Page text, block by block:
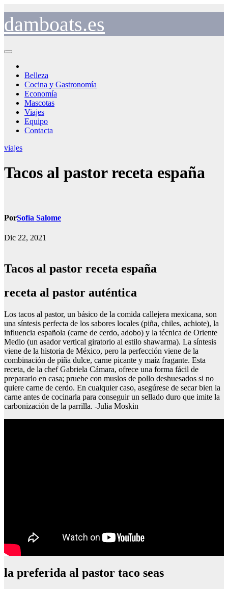
contenido
damboats.es
Belleza
Cocina y Gastronomía
Economía
Mascotas
Viajes
Equipo
Contacta
viajes
Tacos al pastor receta españa
PorSofía Salome
Dic 22, 2021
Tacos al pastor receta españa
receta al pastor auténtica
Los tacos al pastor, un básico de la comida callejera mexicana, son
una síntesis perfecta de los sabores locales (piña, chiles, achiote), la
influencia española (carne de cerdo, adobo) y la técnica de Oriente
Medio (un asador vertical giratorio al estilo shawarma). La síntesis
viene de la historia de México, pero la perfección viene de la
combinación de piña dulce, carne picante y maíz fragante. Esta
receta, de la chef Gabriela Cámara, ofrece una forma fácil de
prepararlo en casa; pruebe con muslos de pollo deshuesados si no
quiere carne de cerdo. En cualquier caso, asegúrese de secar bien la
carne antes de cocinarla para conseguir un sellado duro que imite la
carbonización de la parrilla. -Julia Moskin
la preferida al pastor taco seas